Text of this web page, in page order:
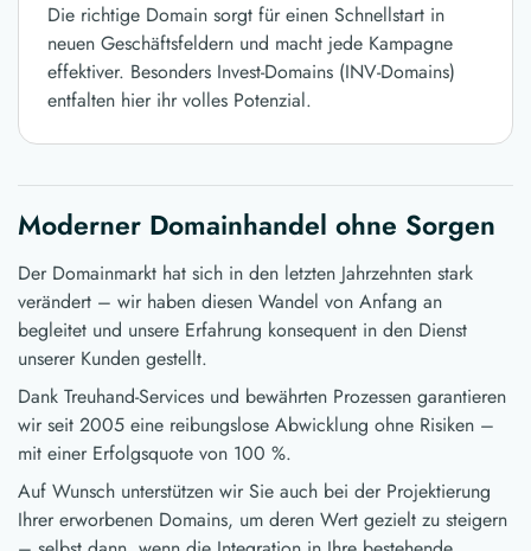
Die richtige Domain sorgt für einen Schnellstart in
neuen Geschäftsfeldern und macht jede Kampagne
effektiver. Besonders Invest-Domains (INV-Domains)
entfalten hier ihr volles Potenzial.
Moderner Domainhandel ohne Sorgen
Der Domainmarkt hat sich in den letzten Jahrzehnten stark
verändert – wir haben diesen Wandel von Anfang an
begleitet und unsere Erfahrung konsequent in den Dienst
unserer Kunden gestellt.
Dank Treuhand-Services und bewährten Prozessen garantieren
wir seit 2005 eine reibungslose Abwicklung ohne Risiken –
mit einer Erfolgsquote von 100 %.
Auf Wunsch unterstützen wir Sie auch bei der Projektierung
Ihrer erworbenen Domains, um deren Wert gezielt zu steigern